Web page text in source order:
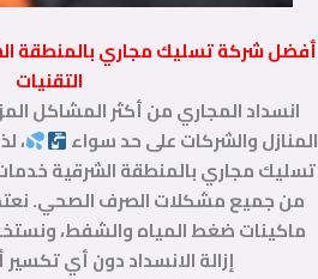
أفضل شركة تسليك مجاري بالمنطقة
التقنيات
انسداد المجاري من أكثر المشاكل
المنازل والشركات على حد سواء
،
تسليك مجاري بالمنطقة الشرقية
من جميع مشكلات الصرف الصحي.
ماكينات ضغط المياه والشفط،
إزالة الانسداد دون أي تكسير